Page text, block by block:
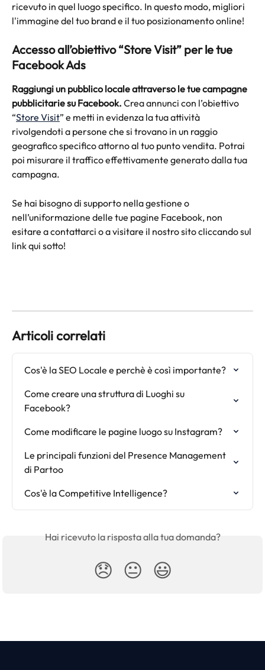
ricevuto in quel luogo specifico. In questo modo, migliori
l'immagine del tuo brand e il tuo posizionamento online!
Accesso all’obiettivo “Store Visit” per le tue
Facebook Ads
Raggiungi un pubblico locale attraverso le tue campagne
pubblicitarie su Facebook. Crea annunci con l’obiettivo
“Store Visit” e metti in evidenza la tua attività
rivolgendoti a persone che si trovano in un raggio
geografico specifico attorno al tuo punto vendita. Potrai
poi misurare il traffico effettivamente generato dalla tua
campagna.
Se hai bisogno di supporto nella gestione o
nell’uniformazione delle tue pagine Facebook, non
esitare a contattarci o a visitare il nostro sito cliccando sul
link qui sotto!
Articoli correlati
Cos'è la SEO Locale e perchè è così importante?
Come creare una struttura di Luoghi su
Facebook?
Come modificare le pagine luogo su Instagram?
Le principali funzioni del Presence Management
di Partoo
Cos'è la Competitive Intelligence?
Hai ricevuto la risposta alla tua domanda?
😞 😐 😃